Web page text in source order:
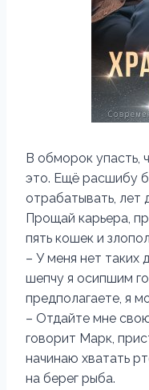
В обморок упасть,
это. Ещё расшибу
отрабатывать, лет
Прощай карьера,
пять кошек и
– У меня нет таких
шепчу я осипшим
предполагаете, я
– Отдайте мне
говорит Марк,
начинаю хватать
на берег рыба.